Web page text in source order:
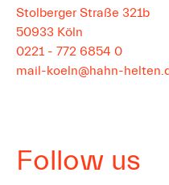
Stolberger Straße 321b
50933 Köln
0221 - 772 6854 0
mail-koeln@hahn-
Follow us